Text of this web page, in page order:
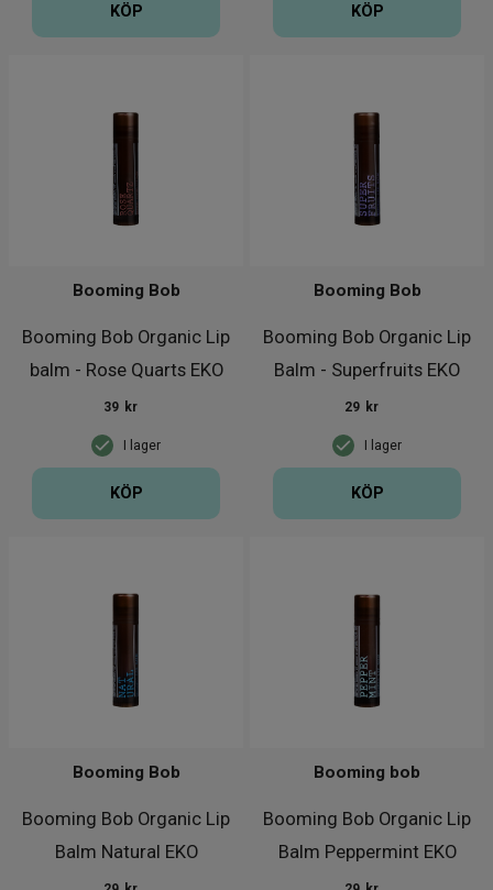
KÖP KÖP
Booming Bob Organic Lip
balm - Rose Quarts EKO
Booming Bob
I lager
39 kr
KÖP
Booming Bob Organic Lip
Balm - Superfruits EKO
Booming Bob
I lager
29 kr
KÖP
Booming Bob Organic Lip
Balm Natural EKO
Booming Bob
Booming Bob Organic Lip
Balm Peppermint EKO
Booming bob